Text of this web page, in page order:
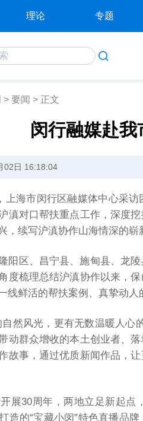
理论 专题
> 要闻 > 正文
闵行融媒赴
02日 16:18:04
上海市闵行区融媒体中心采
滇对口帮扶重点工作，深度
，续写沪滇协作山海情深的崭
阳区、昌宁县、施甸县、龙
度梳理总结沪滇协作以来，
线鲜活的帮扶案例、真挚动
然风光，更有无数温暖人心
动群众增收的本土创业者、
故事，通过优质新闻作品，
展30周年，两地立足新起
造的“宝藏小闵”特色直播品